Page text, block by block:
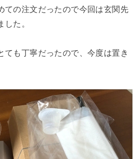
ての注文だったので今回は玄関先
た。
ても丁寧だったので、今度は置き